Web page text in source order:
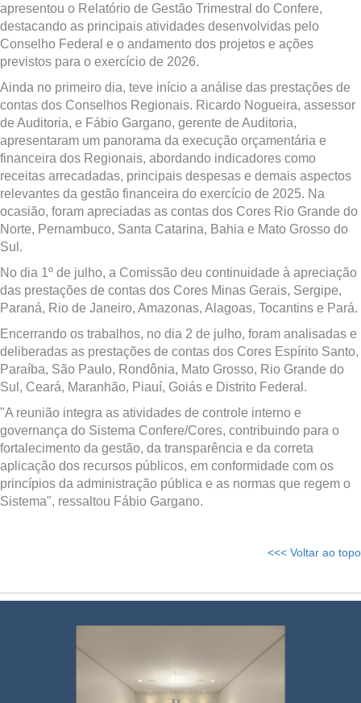
apresentou o Relatório de Gestão Trimestral do Confere,
destacando as principais atividades desenvolvidas pelo
Conselho Federal e o andamento dos projetos e ações
previstos para o exercício de 2026.
Ainda no primeiro dia, teve início a análise das prestações de
contas dos Conselhos Regionais. Ricardo Nogueira, assessor
de Auditoria, e Fábio Gargano, gerente de Auditoria,
apresentaram um panorama da execução orçamentária e
financeira dos Regionais, abordando indicadores como
receitas arrecadadas, principais despesas e demais aspectos
relevantes da gestão financeira do exercício de 2025. Na
ocasião, foram apreciadas as contas dos Cores Rio Grande do
Norte, Pernambuco, Santa Catarina, Bahia e Mato Grosso do
Sul.
No dia 1º de julho, a Comissão deu continuidade à apreciação
das prestações de contas dos Cores Minas Gerais, Sergipe,
Paraná, Rio de Janeiro, Amazonas, Alagoas, Tocantins e Pará.
Encerrando os trabalhos, no dia 2 de julho, foram analisadas e
deliberadas as prestações de contas dos Cores Espírito Santo,
Paraíba, São Paulo, Rondônia, Mato Grosso, Rio Grande do
Sul, Ceará, Maranhão, Piauí, Goiás e Distrito Federal.
"A reunião integra as atividades de controle interno e
governança do Sistema Confere/Cores, contribuindo para o
fortalecimento da gestão, da transparência e da correta
aplicação dos recursos públicos, em conformidade com os
princípios da administração pública e as normas que regem o
Sistema", ressaltou Fábio Gargano.
<<< Voltar ao topo